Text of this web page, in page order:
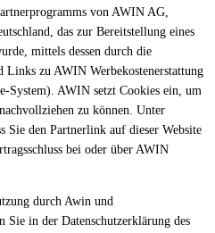
von AWIN AG,
das zur Bereitstellung eines
mittels dessen durch die
Links zu AWIN Werbekostenerstattung
System). AWIN setzt Cookies ein, um
zu können. Unter
Sie den Partnerlink auf dieser Website
bei oder über AWIN
durch Awin und
Sie in der Datenschutzerklärung des